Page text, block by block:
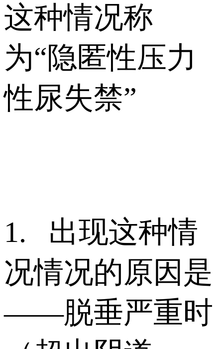
这种情况称
为“隐匿性压力
性尿失禁”
1. 出现这种情
况情况的原因是
——脱垂严重时